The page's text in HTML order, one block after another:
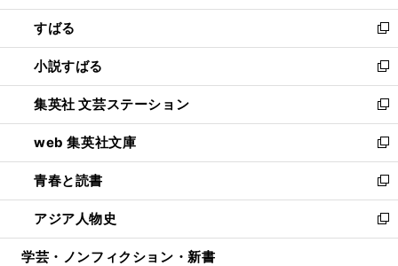
開
く
ウ
で
開
く
ン
ド
ウ
で
開
く
すばる
新
し
い
ウ
ィ
ン
ド
ウ
で
開
く
小説すばる
新
し
い
ウ
ィ
ン
ド
ウ
で
開
集英社 文芸ステーション
新
し
い
ウ
ィ
ン
ド
ウ
web 集英社文庫
新
し
い
ウ
ィ
ン
青春と読書
新
し
い
ウ
アジア人物史
新
し
学芸・ノンフィクション・新書